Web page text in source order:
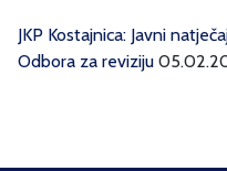
JKP Kostajnica: Javni
Odbora za reviziju